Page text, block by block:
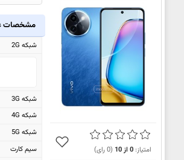
امتیاز:0از10
(
0رای)
مشخصات
شبکه 2G
شبکه 3G
شبکه 4G
شبکه 5G
سیم کارت